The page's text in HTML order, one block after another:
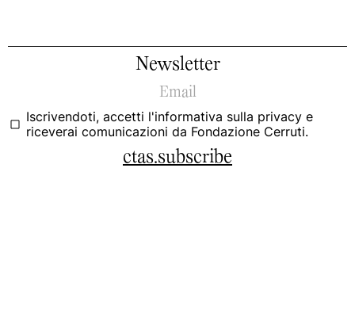
Newsletter
Iscrivendoti, accetti l'informativa sulla privacy e
riceverai comunicazioni da Fondazione Cerruti.
ctas.subscribe